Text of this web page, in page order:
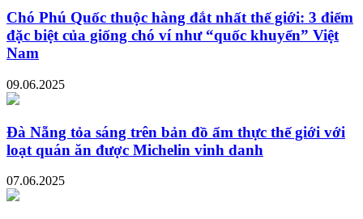
Chó Phú Quốc thuộc hàng đắt nhất thế giới: 3 điểm
đặc biệt của giống chó ví như “quốc khuyển” Việt
Nam
09.06.2025
Đà Nẵng tỏa sáng trên bản đồ ẩm thực thế giới với
loạt quán ăn được Michelin vinh danh
07.06.2025